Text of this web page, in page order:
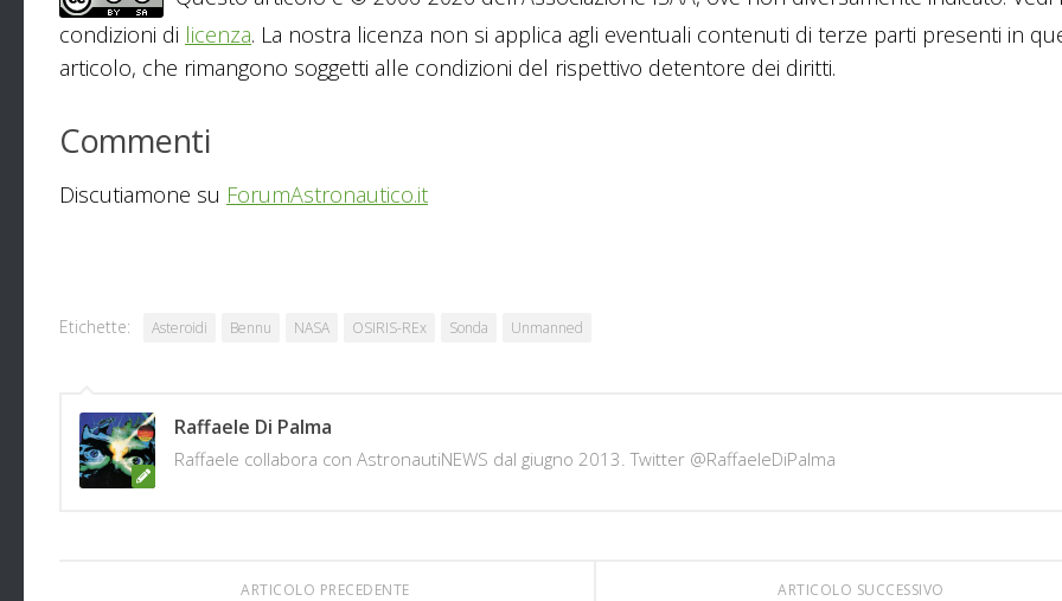
condizioni di licenza. La nostra licenza non si applica agli eventuali contenuti di terze parti presenti in
articolo, che rimangono soggetti alle condizioni del rispettivo detentore dei diritti.
Commenti
Discutiamone su ForumAstronautico.it
Etichette: Asteroidi Bennu NASA OSIRIS-REx Sonda Unmanned
Raffaele Di Palma
Raffaele collabora con AstronautiNEWS dal giugno 2013. Twitter @RaffaeleDiPalma
ARTICOLO SUCCESSIVO
ARTICOLO PRECEDENTE